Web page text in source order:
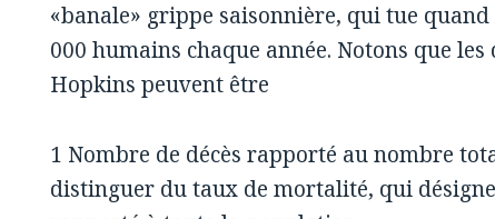
«banale» grippe saisonnière, qui tue
000 humains chaque année. Notons que les
Hopkins peuvent être
1 Nombre de décès rapporté au nombre
distinguer du taux de mortalité, qui